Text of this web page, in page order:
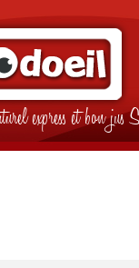
express et bon